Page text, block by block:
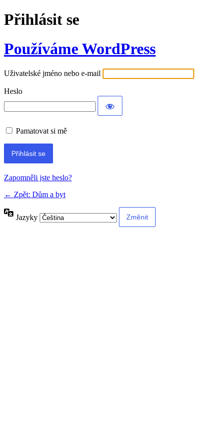
Přihlásit se
Používáme WordPress
Uživatelské jméno nebo e-mail
Heslo
Pamatovat si mě
Alternative:
Zapomněli jste heslo?
← Zpět: Dům a byt
Jazyky